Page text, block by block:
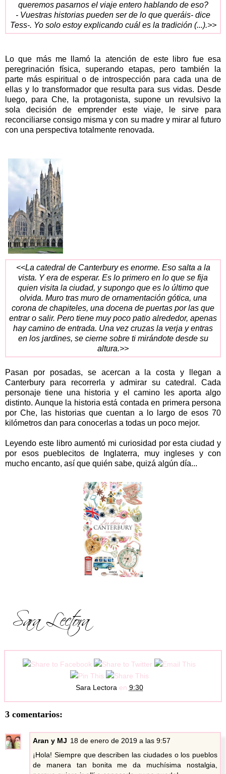
queremos pasarnos el viaje entero hablando de eso?
- Vuestras historias pueden ser de lo que queráis- dice
Tess-. Yo solo estoy explicando cuál es la tradición (...).>>
Lo que más me llamó la atención de este libro fue esa
peregrinación física, superando etapas, pero también la
parte más espiritual o de introspección para cada una de
ellas y lo transformador que resulta para sus vidas. Desde
luego, para Che, la protagonista, supone un revulsivo la
sola decisión de emprender este viaje, le sirve para
reconciliarse consigo misma y con su madre y mirar al futuro
con una perspectiva totalmente renovada.
<<La catedral de Canterbury es enorme. Eso salta a la
vista. Y era de esperar. Es lo primero en lo que se fija
quien visita la ciudad, y supongo que es lo último que
olvida. Muro tras muro de ornamentación gótica, una
corona de chapiteles, una docena de puertas por las que
entrar o salir. Pero tiene muy poco patio alrededor, apenas
hay camino de entrada. Una vez cruzas la verja y entras
en los jardines, se cierne sobre ti mirándote desde su
altura.>>
Pasan por posadas, se acercan a la costa y llegan a
Canterbury para recorrerla y admirar su catedral. Cada
personaje tiene una historia y el camino les aporta algo
distinto. Aunque la historia está contada en primera persona
por Che, las historias que cuentan a lo largo de esos 70
kilómetros dan para conocerlas a todas un poco mejor.
Leyendo este libro aumentó mi curiosidad por esta ciudad y
por esos pueblecitos de Inglaterra, muy ingleses y con
mucho encanto, así que quién sabe, quizá algún día...
Sara Lectora en 9:30
3 comentarios:
Aran y MJ 18 de enero de 2019 a las 9:57
¡Hola! Siempre que describen las ciudades o los pueblos
de manera tan bonita me da muchísima nostalgia,